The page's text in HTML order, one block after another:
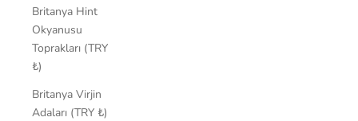
Britanya Hint
Okyanusu
Toprakları (TRY
₺)
Britanya Virjin
Adaları (TRY ₺)